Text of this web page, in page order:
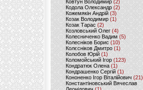
Ковтун Володимир (2)
Кодола Олександр (2)
Кожемякін Андрій (3)
Козак Володимир (1)
Козак Тарас (2)
Козловський Олег(4)
Колесниченко Вадим (5)
Колесніков Борис (10)
Колєсніков Дмитро (1)
Колобов Юрій (1)
Коломойський Ігор (123)
Кондратюк Олена(1)
Кондрашенко Сергій (1)
Кононенко Ігор Віталійович (21)
Константіновський Вячеслав